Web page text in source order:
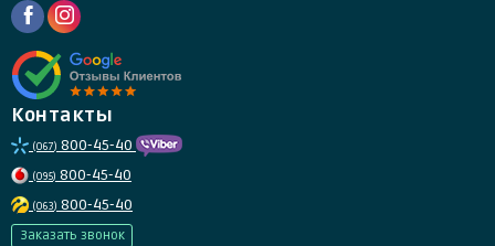
Контакты
(067) 800-45-40
(095) 800-45-40
(063) 800-45-40
Заказать звонок